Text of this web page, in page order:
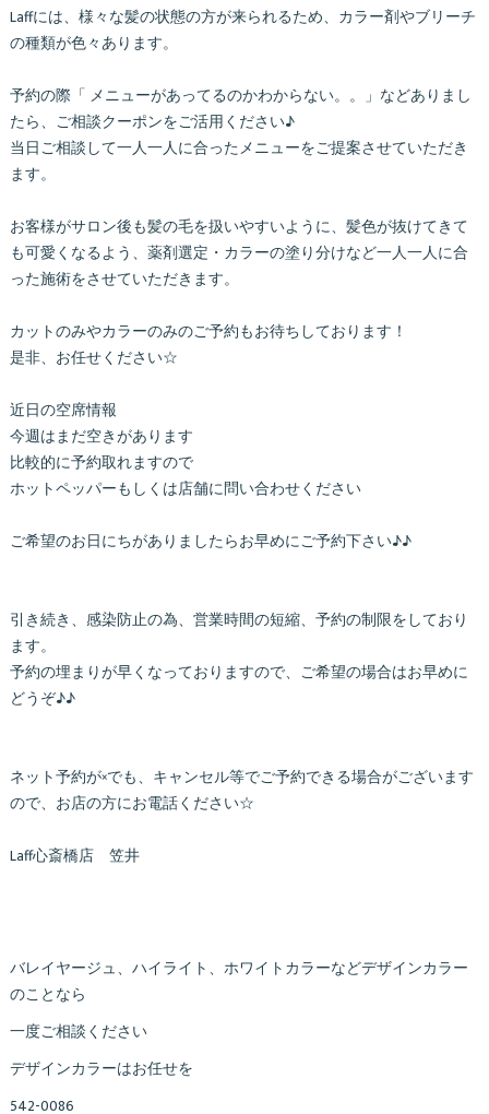
Laffには、様々な髪の状態の方が来られるため、カラー剤やブリーチ
の種類が色々あります。
予約の際「 メニューがあってるのかわからない。。」などありまし
たら、ご相談クーポンをご活用ください♪
当日ご相談して一人一人に合ったメニューをご提案させていただき
ます。
お客様がサロン後も髪の毛を扱いやすいように、髪色が抜けてきて
も可愛くなるよう、薬剤選定・カラーの塗り分けなど一人一人に合
った施術をさせていただきます。
カットのみやカラーのみのご予約もお待ちしております！
是非、お任せください☆
近日の空席情報
今週はまだ空きがあります
比較的に予約取れますので
ホットペッパーもしくは店舗に問い合わせください
ご希望のお日にちがありましたらお早めにご予約下さい♪♪
引き続き、感染防止の為、営業時間の短縮、予約の制限をしており
ます。
予約の埋まりが早くなっておりますので、ご希望の場合はお早めに
どうぞ♪♪
ネット予約が×でも、キャンセル等でご予約できる場合がございます
ので、お店の方にお電話ください☆
Laff心斎橋店 笠井
バレイヤージュ、ハイライト、ホワイトカラーなどデザインカラー
のことなら
一度ご相談ください
デザインカラーはお任せを
542-0086